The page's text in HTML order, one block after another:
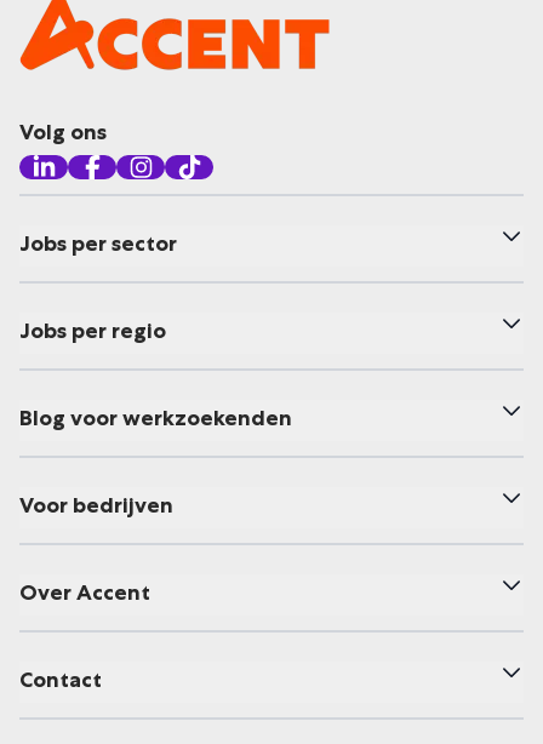
Volg ons
Jobs per sector
Jobs per regio
Blog voor werkzoekenden
Voor bedrijven
Over Accent
Contact